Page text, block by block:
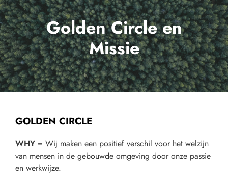
Golden Circle en
Missie
GOLDEN CIRCLE
WHY = Wij maken een positief verschil voor het welzijn
van mensen in de gebouwde omgeving door onze passie
en werkwijze.